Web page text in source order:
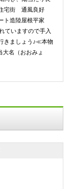
住宅街 通風良好
ト造陸屋根平家
いますので手入
きましょう♪≪本物
大名（おおみょ